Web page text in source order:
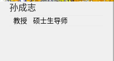
孙成志
教授 硕士生导师